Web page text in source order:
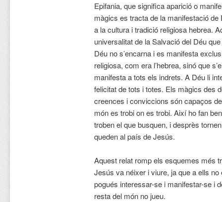
Epifania, que significa aparició o
màgics es tracta de la manifestació
a la cultura i tradició religiosa hebrea.
universalitat de la Salvació del Déu
Déu no s’encarna i es manifesta
religiosa, com era l’hebrea, sinó que
manifesta a tots els indrets. A Déu li
felicitat de tots i totes. Els màgics des
creences i conviccions són capaços
món es trobi on es trobi. Així ho fan
troben el que busquen, i desprès
queden al país de Jesús.
Aquest relat romp els esquemes més
Jesús va néixer i viure, ja que a ells
pogués interessar-se i manifestar-se i
resta del món no jueu.